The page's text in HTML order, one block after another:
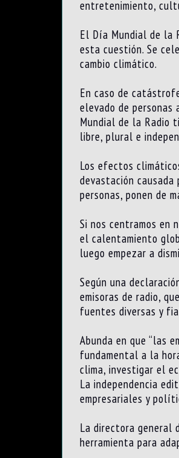
entretenimiento,
El Día Mundial de la
esta cuestión. Se
cambio climático.
En caso de
elevado de personas
Mundial de la Radio
libre, plural e
Los efectos
devastación
personas, ponen de
Si nos centramos en
el calentamiento
luego empezar a
Según una
emisoras de radio,
fuentes diversas y
Abunda en que “las
fundamental a la
clima, investigar el
La independencia
empresariales y
La directora general
herramienta para